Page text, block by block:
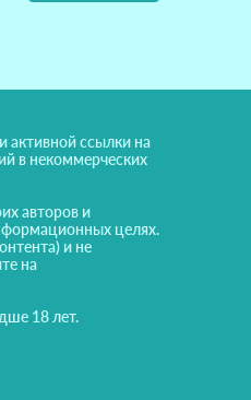
активной ссылки на
в некоммерческих
авторов и
целях.
и не
на
18 лет.